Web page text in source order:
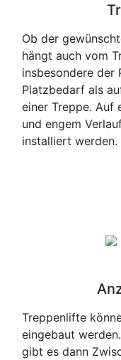
Ob der
hängt auch vom
insbesondere
Platzbedarf als
einer Treppe. Auf
und engem
installiert werden.
Treppenlifte
eingebaut
gibt es dann